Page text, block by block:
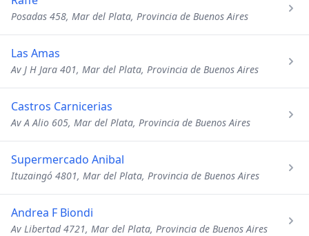
Posadas 458, Mar del Plata, Provincia de Buenos Aires
Las Amas
Av J H Jara 401, Mar del Plata, Provincia de Buenos Aires
Castros Carnicerias
Av A Alio 605, Mar del Plata, Provincia de Buenos Aires
Supermercado Anibal
Ituzaingó 4801, Mar del Plata, Provincia de Buenos Aires
Andrea F Biondi
Av Libertad 4721, Mar del Plata, Provincia de Buenos Aires